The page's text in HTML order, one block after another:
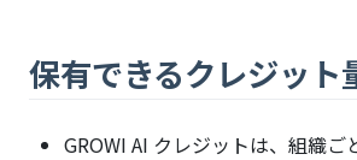
保有できるクレジット
GROWI AI クレジットは、組織ご